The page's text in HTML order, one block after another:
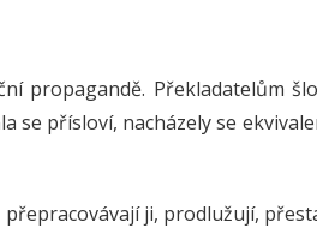
propagandě. Překladatelům
se přísloví, nacházely se
ji, prodlužují,